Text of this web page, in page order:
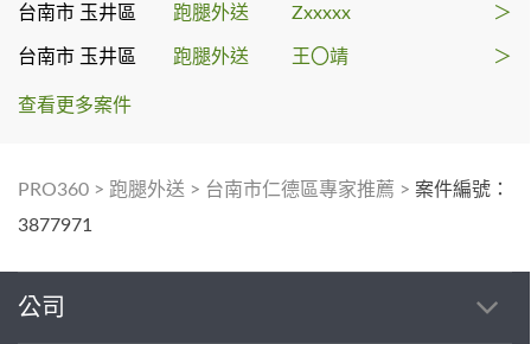
台南市 玉井區 跑腿外送 Zxxxxx ＞
台南市 玉井區 跑腿外送 王〇靖 ＞
查看更多案件
PRO360 > 跑腿外送 > 台南市仁德區專家推薦 > 案件編號：
3877971
公司